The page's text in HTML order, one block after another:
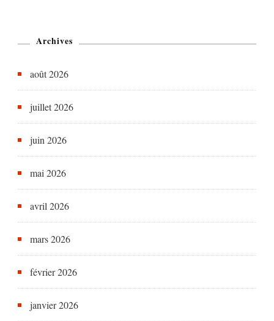
Archives
août 2026
juillet 2026
juin 2026
mai 2026
avril 2026
mars 2026
février 2026
janvier 2026